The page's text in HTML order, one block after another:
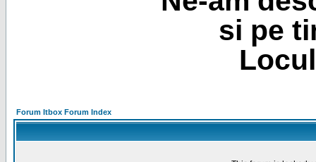
si pe
Forum Itbox Forum Index